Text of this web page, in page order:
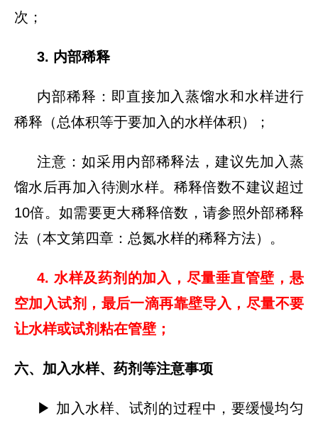
次；
3. 内部稀释
内部稀释：即直接加入蒸馏水和水样进行
稀释（总体积等于要加入的水样体积）；
注意：如采用内部稀释法，建议先加入蒸
馏水后再加入待测水样。稀释倍数不建议超过
10倍。如需要更大稀释倍数，请参照外部稀释
法（本文第四章：总氮水样的稀释方法）。
4. 水样及药剂的加入，尽量垂直管壁，悬
空加入试剂，最后一滴再靠壁导入，尽量不要
让水样或试剂粘在管壁；
六、加入水样、药剂等注意事项
▶ 加入水样、试剂的过程中，要缓慢均匀